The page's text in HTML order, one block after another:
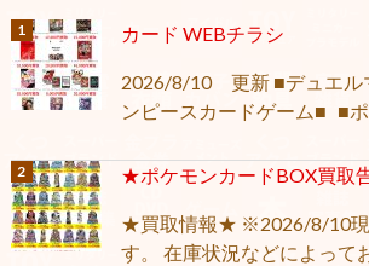
カード WEBチラシ
2026/8/10 更新 ■デュエル
ンピースカードゲーム■ ■ポ
★ポケモンカードBOX買取
★買取情報★ ※2026/8/10現
す。 在庫状況などによって